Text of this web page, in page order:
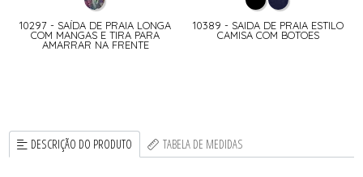
10297 - SAÍDA DE PRAIA LONGA
COM MANGAS E TIRA PARA
AMARRAR NA FRENTE
10389 - SAIDA DE PRAIA ESTILO
CAMISA COM BOTOES
DESCRIÇÃO DO PRODUTO TABELA DE MEDIDAS